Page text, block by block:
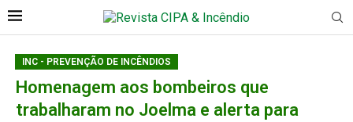
INC - PREVENÇÃO DE INCÊNDIOS
Homenagem aos bombeiros que
trabalharam no Joelma e alerta para